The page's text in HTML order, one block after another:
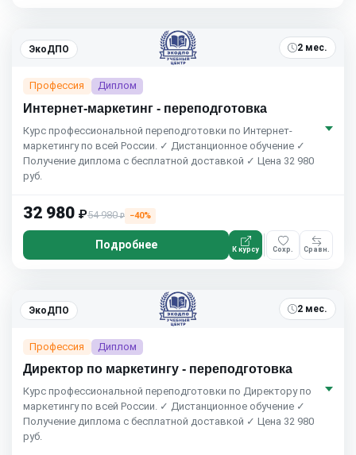
ЭкоДПО 2 мес.
Профессия Диплом
Интернет-маркетинг - переподготовка
Курс профессиональной переподготовки по Интернет-
маркетингу по всей России. ✓ Дистанционное обучение ✓
Получение диплома с бесплатной доставкой ✓ Цена 32 980
руб.
32 980 ₽54 980₽ −40%
Подробнее К курсу Сохр. Сравн.
ЭкоДПО 2 мес.
Профессия Диплом
Директор по маркетингу - переподготовка
Курс профессиональной переподготовки по Директору по
маркетингу по всей России. ✓ Дистанционное обучение ✓
Получение диплома с бесплатной доставкой ✓ Цена 32 980
руб.